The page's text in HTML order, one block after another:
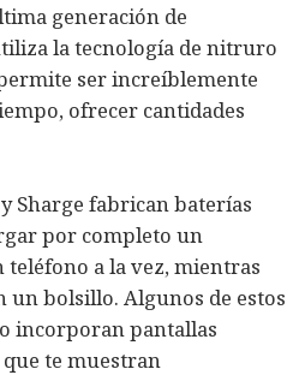
generación de
la tecnología de nitruro
ser increíblemente
ofrecer cantidades
Sharge fabrican baterías
por completo un
a la vez, mientras
un bolsillo. Algunos de estos
incorporan pantallas
te muestran